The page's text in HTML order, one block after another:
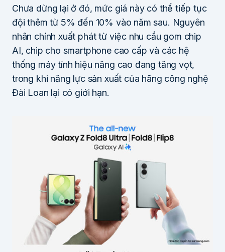
Chưa dừng lại ở đó, mức giá này có thể tiếp tục
đội thêm từ 5% đến 10% vào năm sau. Nguyên
nhân chính xuất phát từ việc nhu cầu gom chip
AI, chip cho smartphone cao cấp và các hệ
thống máy tính hiệu năng cao đang tăng vọt,
trong khi năng lực sản xuất của hãng công nghệ
Đài Loan lại có giới hạn.